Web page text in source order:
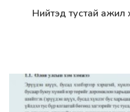
Дэлгэрэнгүй
Нийтэд тустай ажил